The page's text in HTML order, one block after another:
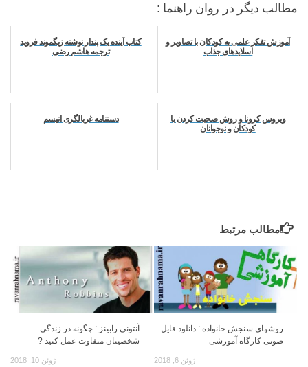
مطالب دیگر در روان راهنما :
آموزش تفکر علمی به کودکان با تصاویر و
اسلایدهای جذاب
کتاب آینده یک پندار نوشته زیگموند فروید
ترجمه هاشم رضی
ویروس کرونا و روش صحبت کردن با
کودکان و نوجوانان
دستنامه غربالگری اتیسم
مطالب مرتبط
آنتونی رابینز : چگونه در زندگی
شخصیتان متفاوت عمل کنید ?
ژوئن 10, 2018
روشهای سنجش خانواده : دانلود فایل
صوتی کارگاه آموزشی
ژوئن 6, 2018